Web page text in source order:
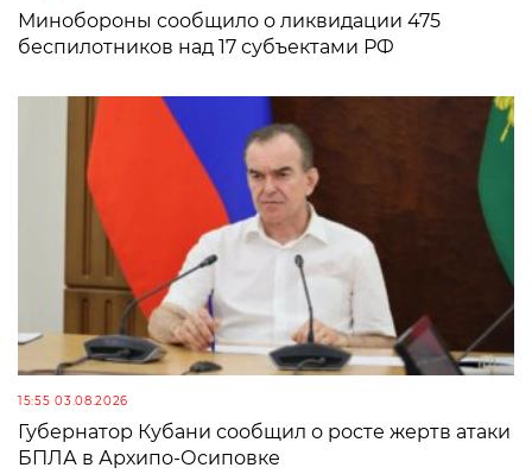
Минобороны сообщило о ликвидации 475
беспилотников над 17 субъектами РФ
15:55 03.08.2026
Губернатор Кубани сообщил о росте жертв атаки
БПЛА в Архипо-Осиповке